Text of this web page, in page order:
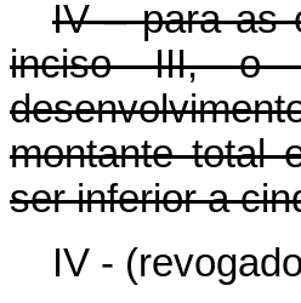
IV – para as
inciso III, o
montante total
ser inferior a
IV -